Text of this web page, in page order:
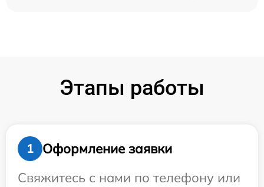
Этапы работы
1
Оформление заявки
Свяжитесь с нами по телефону или